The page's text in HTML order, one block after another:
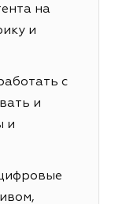
на
и
с
и
и